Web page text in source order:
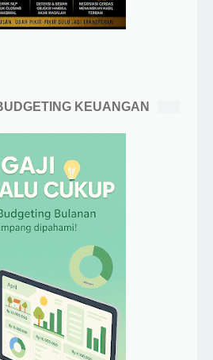
KEUANGAN